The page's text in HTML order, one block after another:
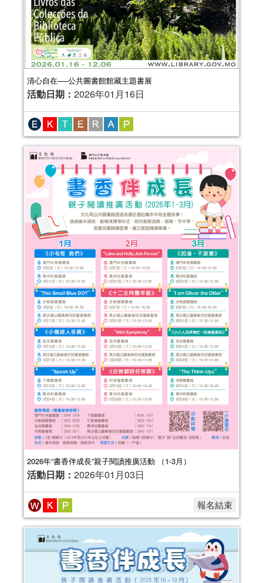
清心自在──公共圖書館館藏主題書展
活動日期： 2026年01月16日
2026年“書香伴成長”親子閱讀推廣活動 （1-3月）
活動日期： 2026年01月03日
報名結束